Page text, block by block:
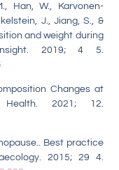
Han, W., Karvonen-
J., Jiang, S., &
and weight during
2019; 4 5.
Changes at
Health. 2021; 12.
Best practice
2015; 29 4.